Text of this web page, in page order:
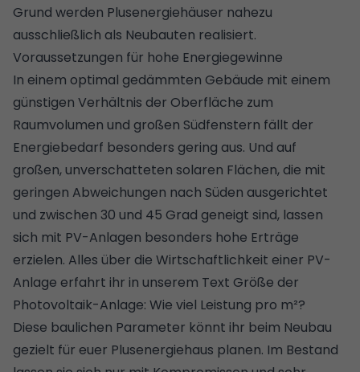
Grund werden Plusenergiehäuser nahezu
ausschließlich als Neubauten realisiert.
Voraussetzungen für hohe Energiegewinne
In einem optimal gedämmten Gebäude mit einem
günstigen Verhältnis der Oberfläche zum
Raumvolumen und großen Südfenstern fällt der
Energiebedarf besonders gering aus. Und auf
großen, unverschatteten solaren Flächen, die mit
geringen Abweichungen nach Süden ausgerichtet
und zwischen 30 und 45 Grad geneigt sind, lassen
sich mit PV-Anlagen besonders hohe Erträge
erzielen. Alles über die Wirtschaftlichkeit einer PV-
Anlage erfahrt ihr in unserem Text Größe der
Photovoltaik-Anlage: Wie viel Leistung pro m²?
Diese baulichen Parameter könnt ihr beim Neubau
gezielt für euer Plusenergiehaus planen. Im Bestand